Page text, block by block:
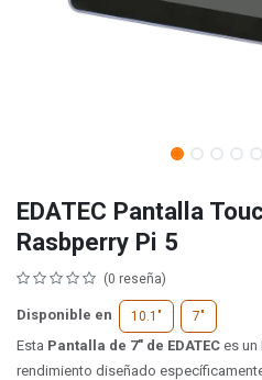
EDATEC Pantalla
Rasbperry Pi 5
(0 reseña)
Disponible en 10.1" 7"
Esta Pantalla de 7"​ de EDATEC es un
rendimiento diseñado